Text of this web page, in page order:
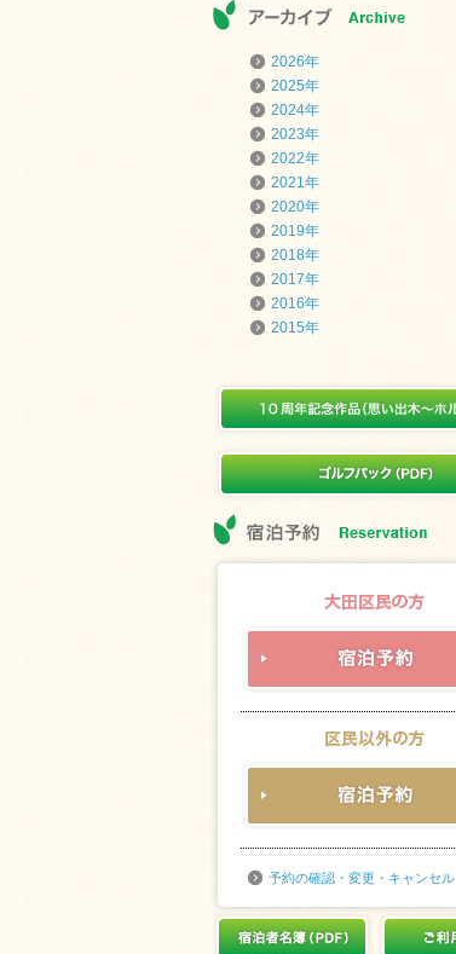
2026年
2025年
2024年
2023年
2022年
2021年
2020年
2019年
2018年
2017年
2016年
2015年
予約の確認・変更・キャンセル